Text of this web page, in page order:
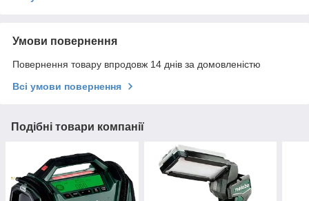
Умови повернення
Повернення товару впродовж 14 днів за домовленістю
Всі умови повернення
Подібні товари компанії